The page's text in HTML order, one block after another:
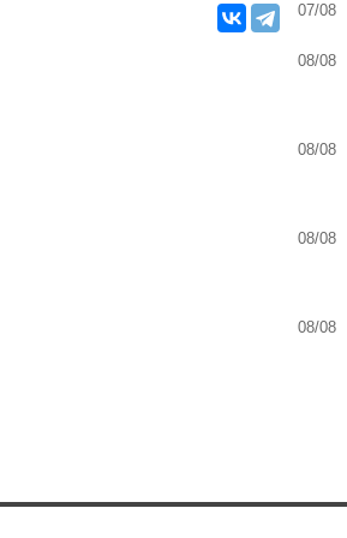
07/08
08/08
08/08
08/08
08/08